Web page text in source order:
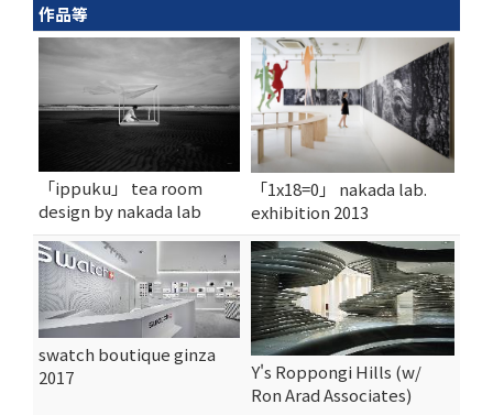
作品等
「ippuku」 tea room
design by nakada lab
「1x18=0」 nakada lab.
exhibition 2013
swatch boutique ginza
2017
Y's Roppongi Hills (w/
Ron Arad Associates)